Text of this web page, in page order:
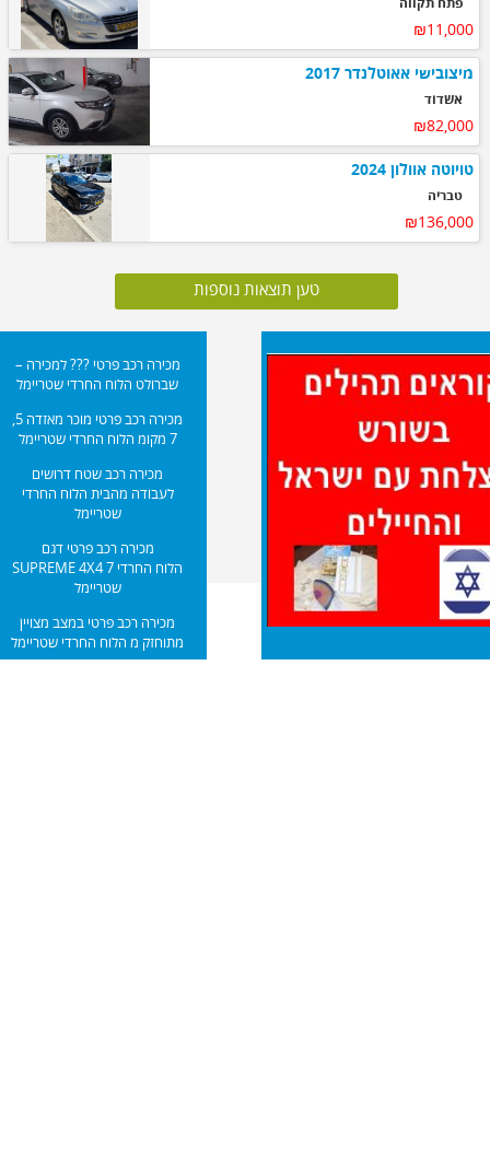
₪11,000
מיצובישי אאוטלנדר 2017
אשדוד
₪82,000
טויוטה אוולון 2024
טבריה
₪136,000
טען תוצאות נוספות
מכירה רכב פרטי ??? למכירה –
שברולט הלוח החרדי שטריימל
7 מקומ הלוח החרדי שטריימל
מכירה רכב שטח דרושים
לעבודה מהבית הלוח החרדי
שטריימל
מכירה רכב פרטי דגם
SUPREME 4X4 7 הלוח החרדי
שטריימל
מכירה רכב פרטי במצב מצויין
מתוחזק מ הלוח החרדי שטריימל